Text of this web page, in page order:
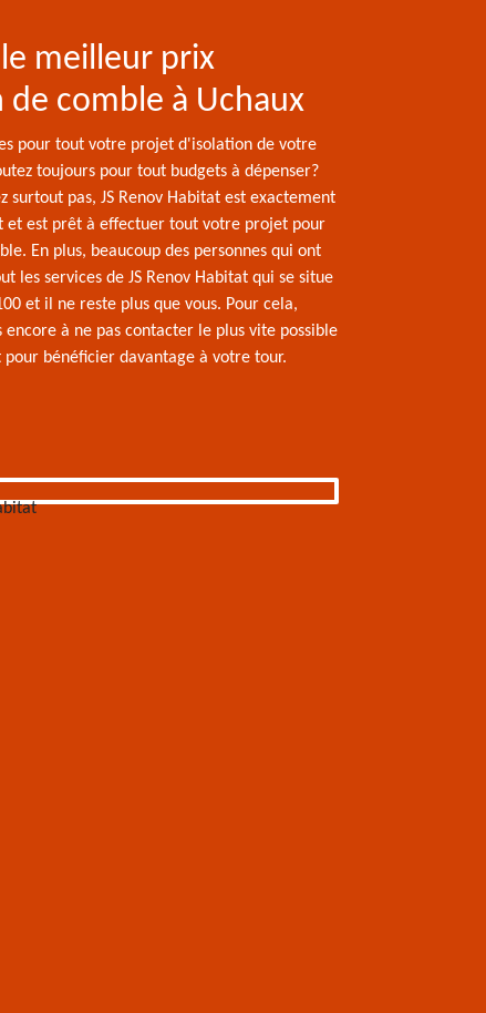
meilleur prix
de comble à Uchaux
pour tout votre projet d'isolation de votre
toujours pour tout budgets à dépenser?
surtout pas, JS Renov Habitat est exactement
et est prêt à effectuer tout votre projet pour
En plus, beaucoup des personnes qui ont
les services de JS Renov Habitat qui se situe
et il ne reste plus que vous. Pour cela,
encore à ne pas contacter le plus vite possible
pour bénéficier davantage à votre tour.